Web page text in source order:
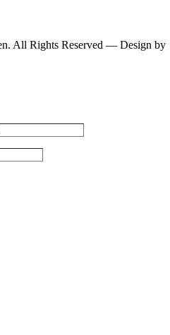
All Rights Reserved — Design by